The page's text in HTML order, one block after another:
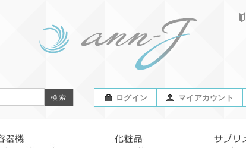
ログイン マイアカウント